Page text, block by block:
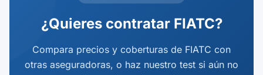
¿Quieres contratar FIATC?
Compara precios y coberturas de FIATC con
otras aseguradoras, o haz nuestro test si aún no